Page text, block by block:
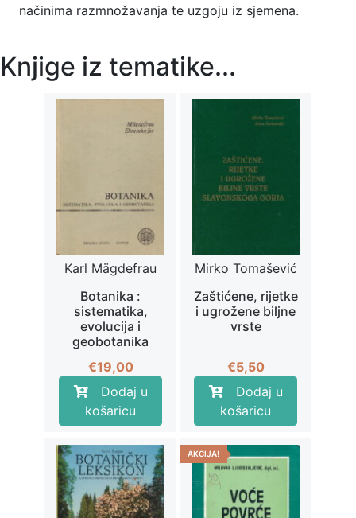
načinima razmnožavanja te uzgoju iz sjemena.
Knjige iz tematike...
Karl Mägdefrau
Botanika :
sistematika,
evolucija i
geobotanika
€19,00
Dodaj u
košaricu
Mirko Tomašević
Zaštićene, rijetke
i ugrožene biljne
vrste
€5,50
Dodaj u
košaricu
AKCIJA!